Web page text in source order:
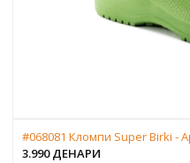
#068081 Кломпи Super Birki -
3.990 ДЕНАРИ